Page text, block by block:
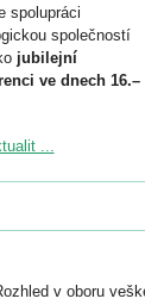
spolupráci
společností
jubilejní
ve dnech 16.–
konferenci
do 6. září.
nebo
...
v oboru